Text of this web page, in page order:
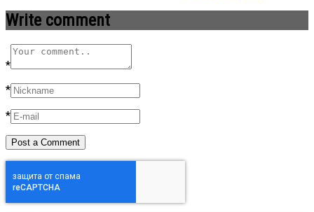
Write comment
*
*
*